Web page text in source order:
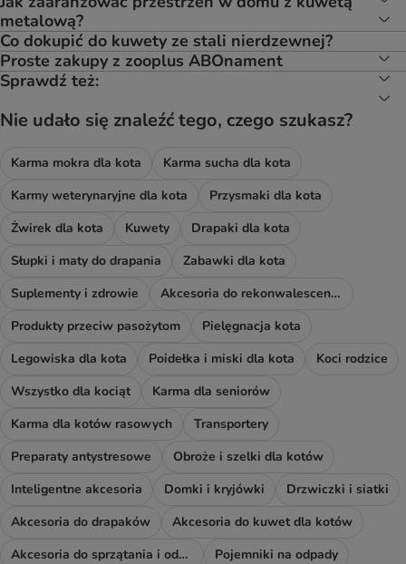
metalową?
Co dokupić do kuwety ze stali nierdzewnej?
Proste zakupy z zooplus ABOnament
Sprawdź też:
Nie udało się znaleźć tego, czego szukasz?
Karma mokra dla kota
Karma sucha dla kota
Karmy weterynaryjne dla kota
Przysmaki dla kota
Żwirek dla kota
Kuwety
Drapaki dla kota
Słupki i maty do drapania
Zabawki dla kota
Suplementy i zdrowie
Akcesoria do rekonwalescencji
Produkty przeciw pasożytom
Pielęgnacja kota
Legowiska dla kota
Poidełka i miski dla kota
Koci rodzice
Wszystko dla kociąt
Karma dla seniorów
Karma dla kotów rasowych
Transportery
Preparaty antystresowe
Obroże i szelki dla kotów
Inteligentne akcesoria
Domki i kryjówki
Drzwiczki i siatki
Akcesoria do drapaków
Akcesoria do kuwet dla kotów
Akcesoria do sprzątania i odświeżacze
Pojemniki na odpady